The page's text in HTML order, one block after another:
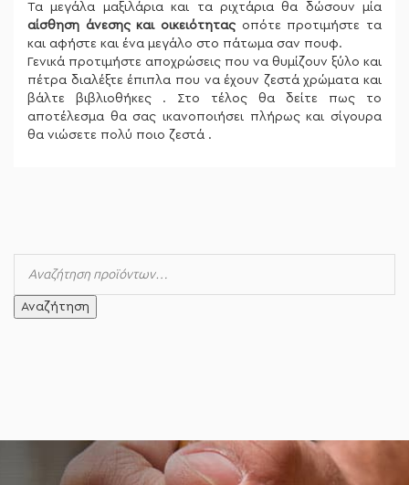
Τα μεγάλα μαξιλάρια και τα ριχτάρια θα δώσουν μία
αίσθηση άνεσης και οικειότητας οπότε προτιμήστε τα
και αφήστε και ένα μεγάλο στο πάτωμα σαν πουφ.
Γενικά προτιμήστε αποχρώσεις που να θυμίζουν ξύλο και
πέτρα διαλέξτε έπιπλα που να έχουν ζεστά χρώματα και
βάλτε βιβλιοθήκες . Στο τέλος θα δείτε πως το
αποτέλεσμα θα σας ικανοποιήσει πλήρως και σίγουρα
θα νιώσετε πολύ ποιο ζεστά .
Αναζήτηση